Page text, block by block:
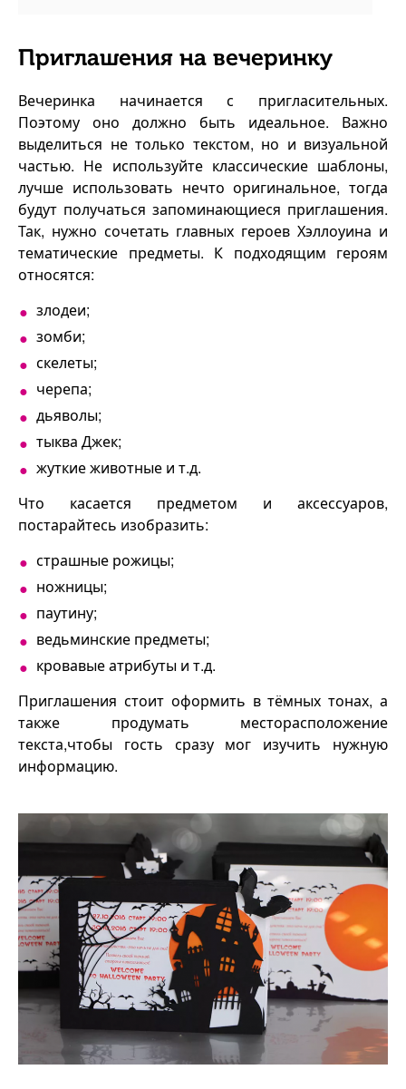
Приглашения на вечеринку
Вечеринка начинается с пригласительных.
Поэтому оно должно быть идеальное. Важно
выделиться не только текстом, но и визуальной
частью. Не используйте классические шаблоны,
лучше использовать нечто оригинальное, тогда
будут получаться запоминающиеся приглашения.
Так, нужно сочетать главных героев Хэллоуина и
тематические предметы. К подходящим героям
относятся:
злодеи;
зомби;
скелеты;
черепа;
дьяволы;
тыква Джек;
жуткие животные и т.д.
Что касается предметом и аксессуаров,
постарайтесь изобразить:
страшные рожицы;
ножницы;
паутину;
ведьминские предметы;
кровавые атрибуты и т.д.
Приглашения стоит оформить в тёмных тонах, а
также продумать месторасположение
текста,чтобы гость сразу мог изучить нужную
информацию.